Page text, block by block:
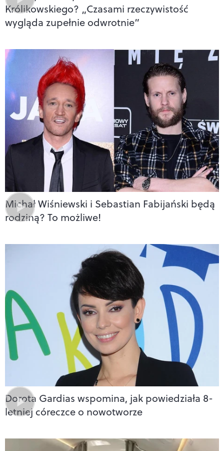
Królikowskiego? „Czasami rzeczywistość
wygląda zupełnie odwrotnie”
Michał Wiśniewski i Sebastian Fabijański będą
rodziną? To możliwe!
Dorota Gardias wspomina, jak powiedziała 8-
letniej córeczce o nowotworze